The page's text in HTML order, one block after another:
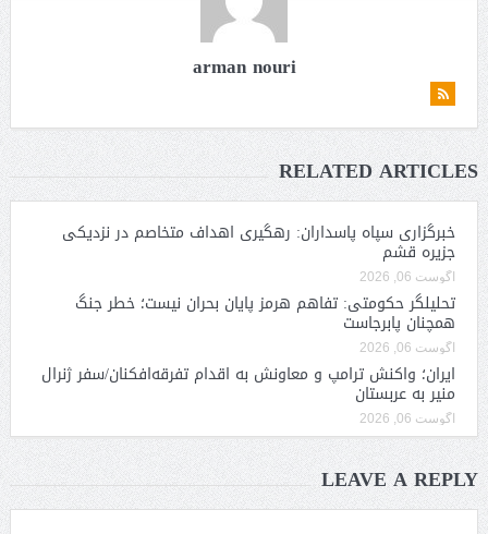
arman nouri
RELATED ARTICLES
خبرگزاری سپاه پاسداران: رهگیری اهداف متخاصم در نزدیکی
جزیره قشم
آگوست 06, 2026
تحلیلگر حکومتی: تفاهم هرمز پایان بحران نیست؛ خطر جنگ
همچنان پابرجاست
آگوست 06, 2026
ایران؛ واکنش ترامپ و معاونش به اقدام تفرقه‌افکنان/سفر ژنرال
منیر به عربستان
آگوست 06, 2026
LEAVE A REPLY